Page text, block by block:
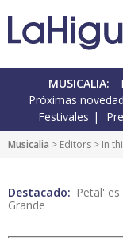
MUSICALIA:
Próximas
Festivales
Musicalia > Editors > In
Destacado: 'Petal'
Grande